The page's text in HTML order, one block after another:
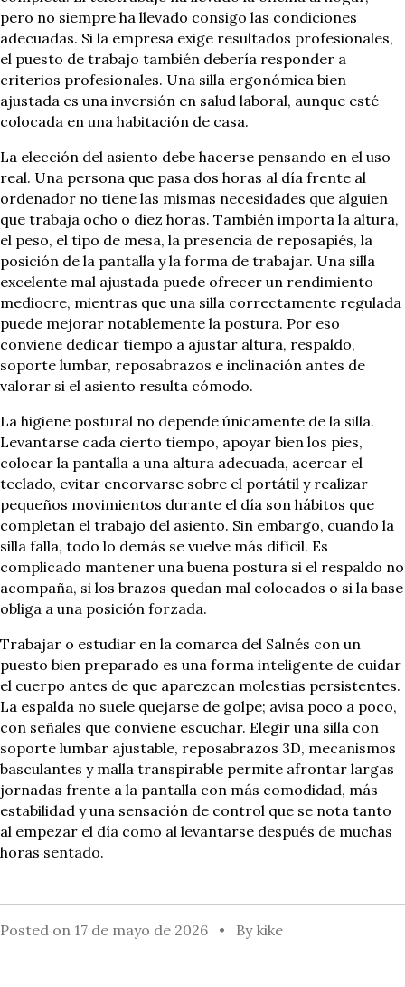
pero no siempre ha llevado consigo las condiciones
adecuadas. Si la empresa exige resultados profesionales,
el puesto de trabajo también debería responder a
criterios profesionales. Una silla ergonómica bien
ajustada es una inversión en salud laboral, aunque esté
colocada en una habitación de casa.
La elección del asiento debe hacerse pensando en el uso
real. Una persona que pasa dos horas al día frente al
ordenador no tiene las mismas necesidades que alguien
que trabaja ocho o diez horas. También importa la altura,
el peso, el tipo de mesa, la presencia de reposapiés, la
posición de la pantalla y la forma de trabajar. Una silla
excelente mal ajustada puede ofrecer un rendimiento
mediocre, mientras que una silla correctamente regulada
puede mejorar notablemente la postura. Por eso
conviene dedicar tiempo a ajustar altura, respaldo,
soporte lumbar, reposabrazos e inclinación antes de
valorar si el asiento resulta cómodo.
La higiene postural no depende únicamente de la silla.
Levantarse cada cierto tiempo, apoyar bien los pies,
colocar la pantalla a una altura adecuada, acercar el
teclado, evitar encorvarse sobre el portátil y realizar
pequeños movimientos durante el día son hábitos que
completan el trabajo del asiento. Sin embargo, cuando la
silla falla, todo lo demás se vuelve más difícil. Es
complicado mantener una buena postura si el respaldo no
acompaña, si los brazos quedan mal colocados o si la base
obliga a una posición forzada.
Trabajar o estudiar en la comarca del Salnés con un
puesto bien preparado es una forma inteligente de cuidar
el cuerpo antes de que aparezcan molestias persistentes.
La espalda no suele quejarse de golpe; avisa poco a poco,
con señales que conviene escuchar. Elegir una silla con
soporte lumbar ajustable, reposabrazos 3D, mecanismos
basculantes y malla transpirable permite afrontar largas
jornadas frente a la pantalla con más comodidad, más
estabilidad y una sensación de control que se nota tanto
al empezar el día como al levantarse después de muchas
horas sentado.
Posted on 17 de mayo de 2026 By kike